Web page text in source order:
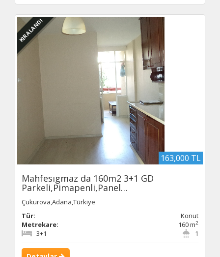
KIRALANDI
163,000 TL
Mahfesıgmaz da 160m2 3+1 GD
Parkeli,Pimapenli,Panel…
Çukurova,Adana,Türkiye
Tür:
Konut
Metrekare:
160 m2
1
3+1